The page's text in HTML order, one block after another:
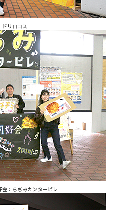
リロコス
会：ちぢみカンタービレ